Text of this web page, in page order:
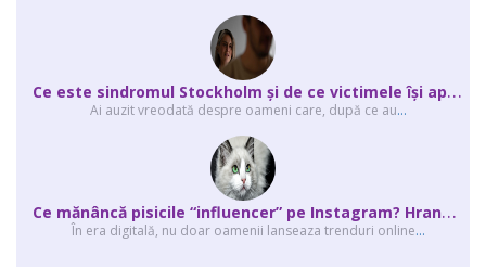
C
e este sindromul Stockholm și de ce victimele își apără agresorii.
Ai auzit vreodată despre oameni care, după ce au...
C
e mănâncă pisicile “influencer” pe Instagram? Hrana lor virală
În era digitală, nu doar oamenii lanseaza trenduri online...